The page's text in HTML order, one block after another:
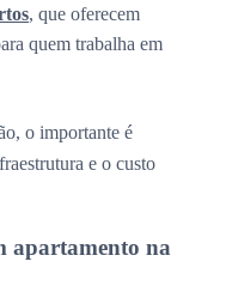
, que oferecem
quem trabalha em
o importante é
e o custo
apartamento na